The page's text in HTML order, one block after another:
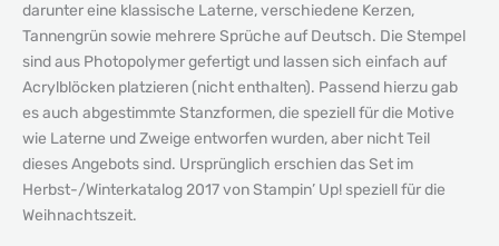
darunter eine klassische Laterne, verschiedene Kerzen,
Tannengrün sowie mehrere Sprüche auf Deutsch. Die Stempel
sind aus Photopolymer gefertigt und lassen sich einfach auf
Acrylblöcken platzieren (nicht enthalten). Passend hierzu gab
es auch abgestimmte Stanzformen, die speziell für die Motive
wie Laterne und Zweige entworfen wurden, aber nicht Teil
dieses Angebots sind. Ursprünglich erschien das Set im
Herbst-/Winterkatalog 2017 von Stampin’ Up! speziell für die
Weihnachtszeit.